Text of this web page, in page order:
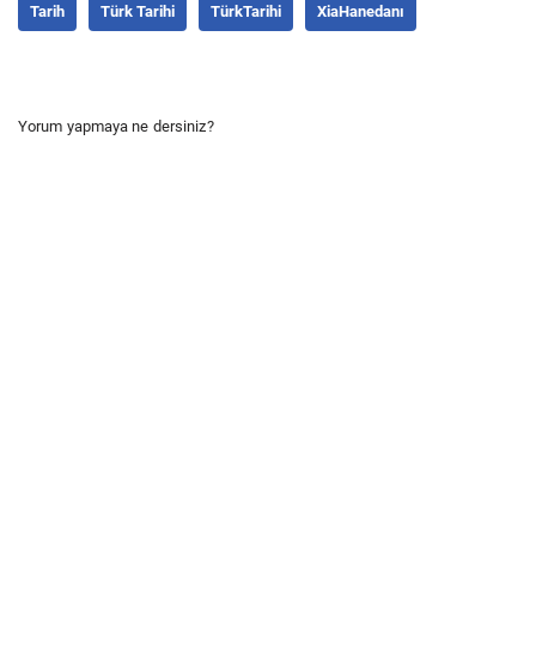
Tarih Türk Tarihi TürkTarihi XiaHanedanı
Yorum yapmaya ne dersiniz?